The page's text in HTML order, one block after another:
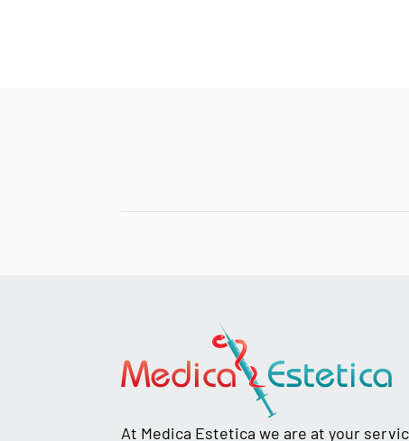
At Medica Estetica we are at your